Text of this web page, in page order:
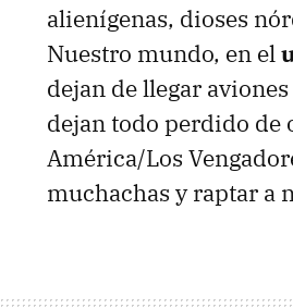
alienígenas, dioses
Nuestro mundo, en el
dejan de llegar
dejan todo perdido de
América/Los
muchachas y raptar a